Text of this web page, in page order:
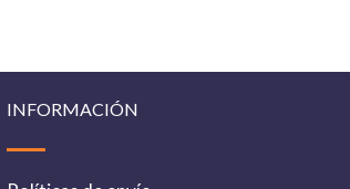
INFORMACIÓN